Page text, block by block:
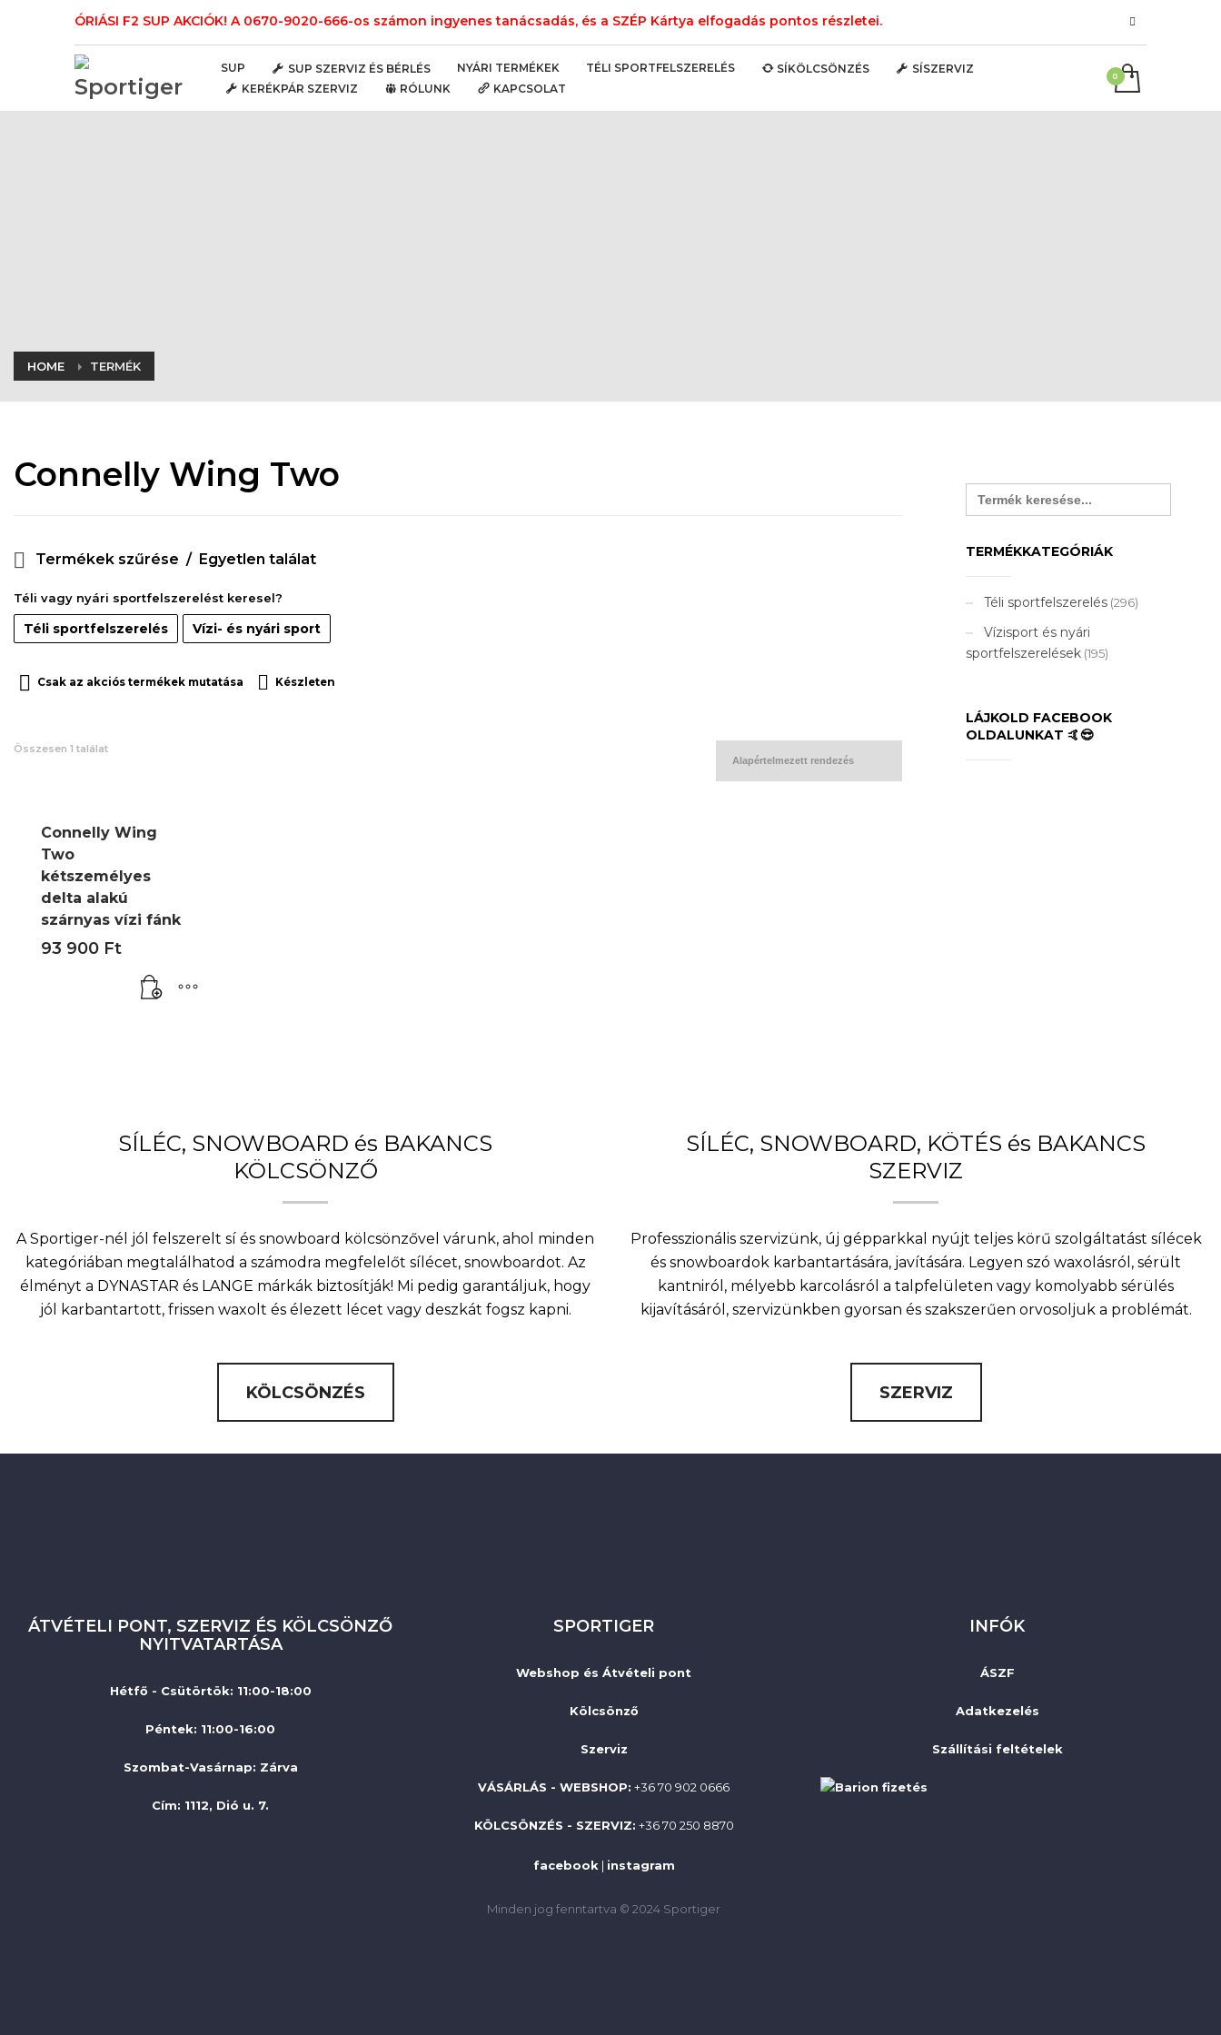
ÓRIÁSI F2 SUP AKCIÓK! A 0670-9020-666-os számon ingyenes tanácsadás, és a SZÉP Kártya elfogadás pontos részletei.
SUP SUP SZERVIZ ÉS BÉRLÉS NYÁRI TERMÉKEK TÉLI SPORTFELSZERELÉS SÍKÖLCSÖNZÉS
SÍSZERVIZ
KERÉKPÁR SZERVIZ
RÓLUNK KAPCSOLAT
HOME TERMÉK
Connelly Wing Two
Termékek szűrése Egyetlen találat
Téli vagy nyári sportfelszerelést keresel?
Téli sportfelszerelés Vízi- és nyári sport
Csak az akciós termékek mutatása Készleten
Összesen 1 találat
Connelly Wing
Two
kétszemélyes
delta alakú
szárnyas vízi fánk
93 900 Ft
Search
for:
TERMÉKKATEGÓRIÁK
Téli sportfelszerelés (296)
Vízisport és nyári
sportfelszerelések (195)
LÁJKOLD FACEBOOK
OLDALUNKAT 🤙😎
SÍLÉC, SNOWBOARD és BAKANCS
KÖLCSÖNZŐ
A Sportiger-nél jól felszerelt sí és snowboard kölcsönzővel várunk, ahol minden
kategóriában megtalálhatod a számodra megfelelőt sílécet, snowboardot. Az
élményt a DYNASTAR és LANGE márkák biztosítják! Mi pedig garantáljuk, hogy
jól karbantartott, frissen waxolt és élezett lécet vagy deszkát fogsz kapni.
KÖLCSÖNZÉS
SÍLÉC, SNOWBOARD, KÖTÉS és BAKANCS
SZERVIZ
Professzionális szervizünk, új gépparkkal nyújt teljes körű szolgáltatást sílécek
és snowboardok karbantartására, javítására. Legyen szó waxolásról, sérült
kantniról, mélyebb karcolásról a talpfelületen vagy komolyabb sérülés
kijavításáról, szervizünkben gyorsan és szakszerűen orvosoljuk a problémát.
SZERVIZ
ÁTVÉTELI PONT, SZERVIZ ÉS KÖLCSÖNZŐ
NYITVATARTÁSA
Hétfő - Csütörtök: 11:00-18:00
Péntek: 11:00-16:00
Szombat-Vasárnap: Zárva
Cím: 1112, Dió u. 7.
SPORTIGER
Webshop és Átvételi pont
Kölcsönző
Szerviz
VÁSÁRLÁS - WEBSHOP: +36 70 902 0666
KÖLCSÖNZÉS - SZERVIZ: +36 70 250 8870
INFÓK
ÁSZF
Adatkezelés
Szállítási feltételek
facebook| instagram
Minden jog fenntartva © 2024 Sportiger